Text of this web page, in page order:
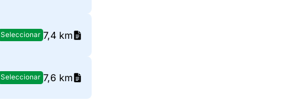
Seleccionar 7,4 km
Seleccionar 7,6 km